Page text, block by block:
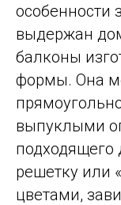
особенности
выдержан
балконы
формы. Она
выпуклыми
подходящего
решетку или
цветами,